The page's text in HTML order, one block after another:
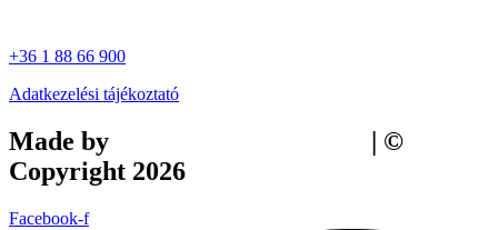
+36 1 88 66 900
Adatkezelési tájékoztató
Made by
| ©
Copyright 2026
Facebook-f